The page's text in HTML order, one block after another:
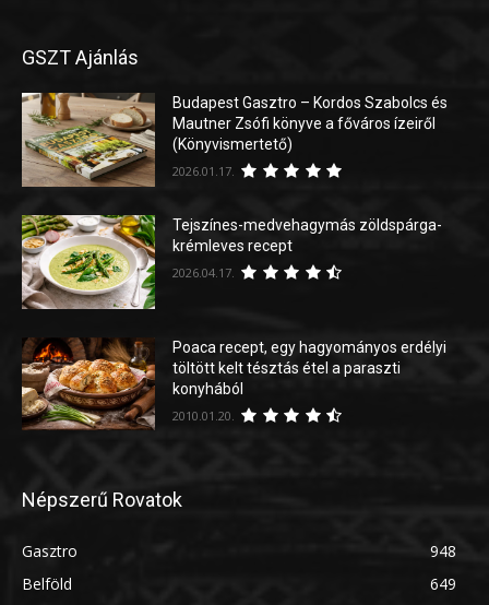
GSZT Ajánlás
Budapest Gasztro – Kordos Szabolcs és
Mautner Zsófi könyve a főváros ízeiről
(Könyvismertető)
2026.01.17.
Tejszínes-medvehagymás zöldspárga-
krémleves recept
2026.04.17.
Poaca recept, egy hagyományos erdélyi
töltött kelt tésztás étel a paraszti
konyhából
2010.01.20.
Népszerű Rovatok
Gasztro
948
Belföld
649